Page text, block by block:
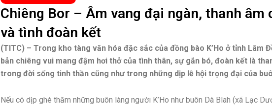
Chiêng Bor – Âm vang đại ngàn, thanh âm
và tình đoàn kết
(TITC) – Trong kho tàng văn hóa đặc sắc của đồng bào K’Ho ở tỉnh Lâm
bản chiêng vui mang đậm hơi thở của tình thân, sự gắn bó, đoàn kết là
trong đời sống tinh thần cũng như trong những dịp lễ hội trọng đại của
Nếu có dịp ghé thăm những buôn làng người K’Ho như buôn Dà Blah (xã Lạc